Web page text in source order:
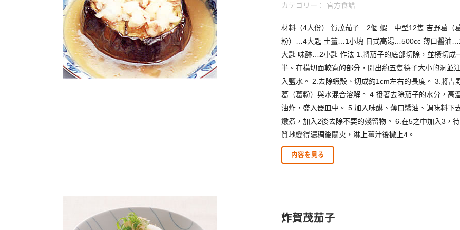
カテゴリー： 官方食譜
材料（4人份） 賀茂茄子…2個 蝦…中型12隻 吉野葛（
粉）…4大匙 土薑…1小塊 日式高湯…500cc 薄口醬油
大匙 味醂…2小匙 作法 1.將茄子的底部切除，並橫切成
半。在橫切面較寬的部分，開出約五隻筷子大小的洞並
入鹽水。 2.去除蝦殼、切成約1cm左右的長度。 3.將吉
葛（葛粉）與水混合溶解。 4.接著去除茄子的水分，高
油炸，盛入器皿中。 5.加入味醂、薄口醬油、調味料下
燉煮，加入2後去除不要的殘留物。 6.在5之中加入3，待
質地變得濃稠後關火，淋上薑汁後撒上4。 ...
内容を見る
炸賀茂茄子